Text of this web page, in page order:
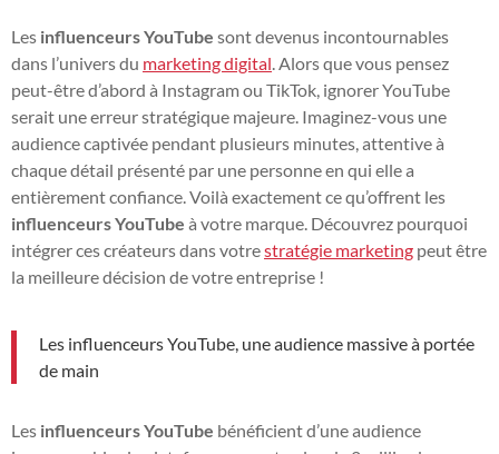
Les influenceurs YouTube sont devenus incontournables
dans l’univers du marketing digital . Alors que vous pensez
peut-être d’abord à Instagram ou TikTok, ignorer YouTube
serait une erreur stratégique majeure. Imaginez-vous une
audience captivée pendant plusieurs minutes, attentive à
chaque détail présenté par une personne en qui elle a
entièrement confiance. Voilà exactement ce qu’offrent les
influenceurs YouTube à votre marque. Découvrez pourquoi
intégrer ces créateurs dans votrestratégie marketing peut être
la meilleure décision de votre entreprise !
Les influenceurs YouTube, une audience massive à portée
de main
Les influenceurs YouTube bénéficient d’une audience